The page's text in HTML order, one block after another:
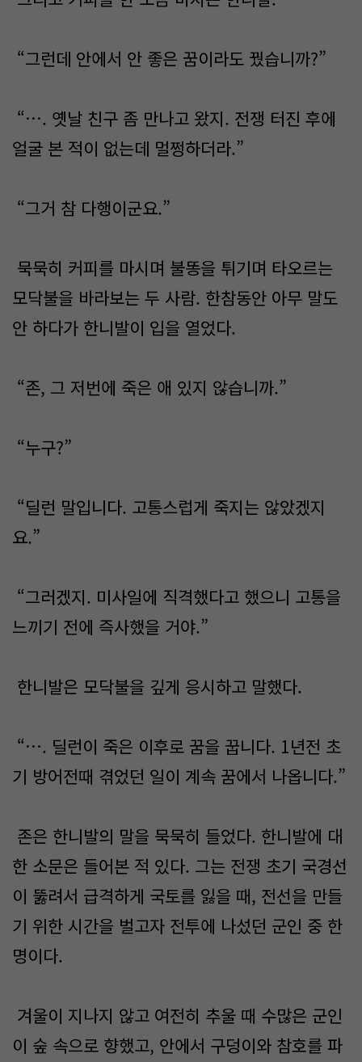
“그런데 안에서 안 좋은 꿈이라도 꿨습니까?”
“…. 옛날 친구 좀 만나고 왔지. 전쟁 터진 후에
얼굴 본 적이 없는데 멀쩡하더라.”
“그거 참 다행이군요.”
묵묵히 커피를 마시며 불똥을 튀기며 타오르는
모닥불을 바라보는 두 사람. 한참동안 아무 말도
안 하다가 한니발이 입을 열었다.
“존, 그 저번에 죽은 애 있지 않습니까.”
“누구?”
“딜런 말입니다. 고통스럽게 죽지는 않았겠지
요.”
“그러겠지. 미사일에 직격했다고 했으니 고통을
느끼기 전에 즉사했을 거야.”
한니발은 모닥불을 깊게 응시하고 말했다.
“…. 딜런이 죽은 이후로 꿈을 꿉니다. 1년전 초
기 방어전때 겪었던 일이 계속 꿈에서 나옵니다.”
존은 한니발의 말을 묵묵히 들었다. 한니발에 대
한 소문은 들어본 적 있다. 그는 전쟁 초기 국경선
이 뚫려서 급격하게 국토를 잃을 때, 전선을 만들
기 위한 시간을 벌고자 전투에 나섰던 군인 중 한
명이다.
겨울이 지나지 않고 여전히 추울 때 수많은 군인
이 숲 속으로 향했고, 안에서 구덩이와 참호를 파